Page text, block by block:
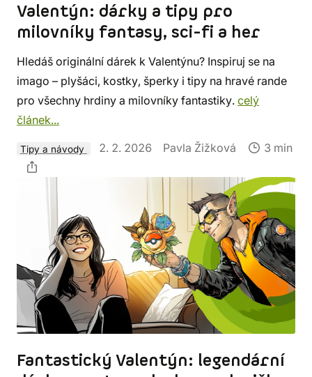
Valentýn: dárky a tipy pro
milovníky fantasy, sci-fi a her
Hledáš originální dárek k Valentýnu? Inspiruj se na
imago – plyšáci, kostky, šperky i tipy na hravé rande
pro všechny hrdiny a milovníky fantastiky. celý
článek...
Tipy a návody 2. 2. 2026 Pavla Žižková 3 min
Fantastický Valentýn: legendární